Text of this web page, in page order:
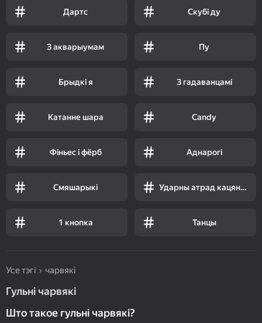
Дартс Скубі ду
З акварыумам Пу
Брыдкі я З гадаванцамі
Катанне шара Candy
Фіньес і фёрб Аднарогі
Смяшарыкі Ударны атрад кацянят
1 кнопка Танцы
Усе тэгі чарвякі
Гульні чарвякі
Што такое гульні чарвякі?